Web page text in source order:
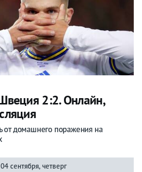
2:2. Онлайн,
от домашнего поражения на
04 сентября, четверг